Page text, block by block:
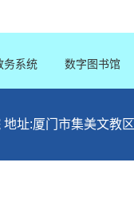
务系统 数字图书馆
址:厦门市集美文教